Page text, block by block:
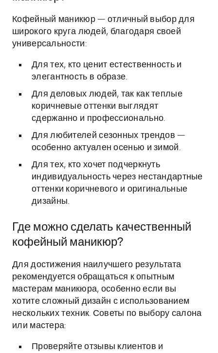
Кофейный маникюр — отличный выбор для
широкого круга людей, благодаря своей
универсальности:
Для тех, кто ценит естественность и
элегантность в образе.
Для деловых людей, так как теплые
коричневые оттенки выглядят
сдержанно и профессионально.
Для любителей сезонных трендов —
особенно актуален осенью и зимой.
Для тех, кто хочет подчеркнуть
индивидуальность через нестандартные
оттенки коричневого и оригинальные
дизайны.
Где можно сделать качественный
кофейный маникюр?
Для достижения наилучшего результата
рекомендуется обращаться к опытным
мастерам маникюра, особенно если вы
хотите сложный дизайн с использованием
нескольких техник. Советы по выбору салона
или мастера:
Проверяйте отзывы клиентов и